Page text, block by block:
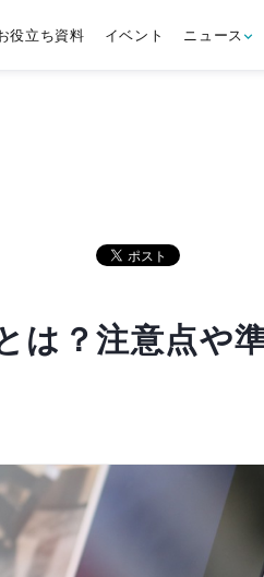
役立ち資料 イベント ニュース
は？注意点や